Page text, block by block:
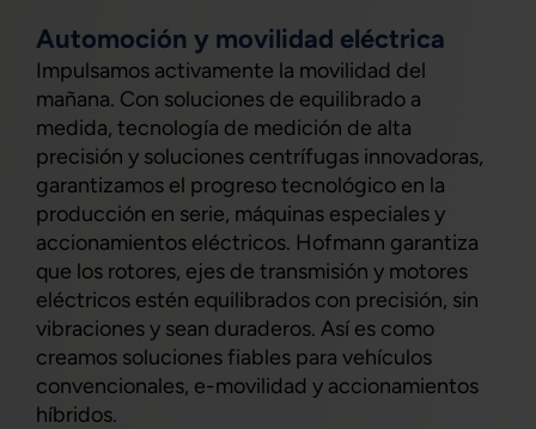
Automoción y movilidad eléctrica
Impulsamos activamente la movilidad del
mañana. Con soluciones de equilibrado a
medida, tecnología de medición de alta
precisión y soluciones centrífugas innovadoras,
garantizamos el progreso tecnológico en la
producción en serie, máquinas especiales y
accionamientos eléctricos. Hofmann garantiza
que los rotores, ejes de transmisión y motores
eléctricos estén equilibrados con precisión, sin
vibraciones y sean duraderos. Así es como
creamos soluciones fiables para vehículos
convencionales, e-movilidad y accionamientos
híbridos.